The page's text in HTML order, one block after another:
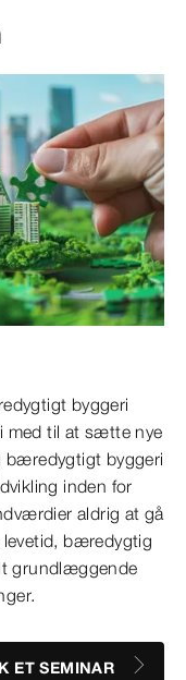
byggeri
med til at sætte nye
bæredygtigt byggeri
inden for
aldrig at gå
levetid, bæredygtig
grundlæggende
ET SEMINAR